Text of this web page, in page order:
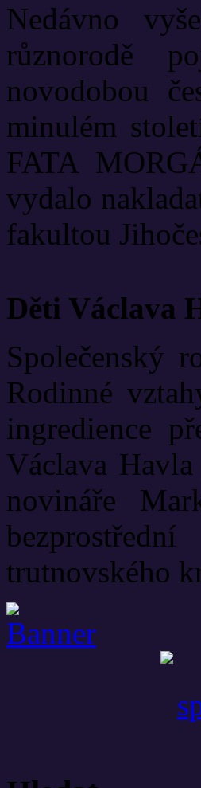
Nedávno
různorodě
novodobou
minulém
FATA
vydalo
fakultou
Děti Václava
Společenský
Rodinné
ingredience
Václava
novináře
trutnovského